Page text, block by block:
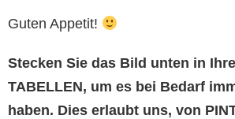
Guten Appetit!
Stecken Sie das Bild unten in
TABELLEN, um es bei Bedarf
haben. Dies erlaubt uns, von